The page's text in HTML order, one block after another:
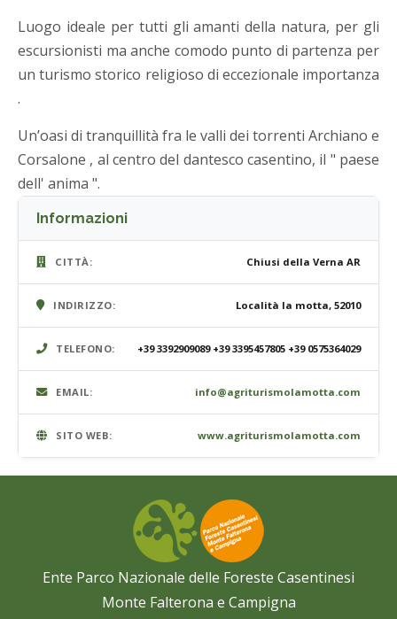
Luogo ideale per tutti gli amanti della natura, per gli
escursionisti ma anche comodo punto di partenza per
un turismo storico religioso di eccezionale importanza
.
Un’oasi di tranquillità fra le valli dei torrenti Archiano e
Corsalone , al centro del dantesco casentino, il " paese
dell' anima ".
Informazioni
CITTÀ: Chiusi della Verna AR
INDIRIZZO: Località la motta, 52010
TELEFONO: +39 3392909089 +39 3395457805 +39 0575364029
EMAIL: info@agriturismolamotta.com
SITO WEB: www.agriturismolamotta.com
Ente Parco Nazionale delle Foreste Casentinesi
Monte Falterona e Campigna